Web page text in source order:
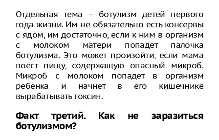
Отдельная тема – ботулизм детей первого
года жизни. Им не обязательно есть консервы
с ядом, им достаточно, если к ним в организм
с молоком матери попадет палочка
ботулизма. Это может произойти, если мама
поест пищу, содержащую опасный микроб.
Микроб с молоком попадет в организм
ребенка и начнет в его кишечнике
вырабатывать токсин.
Факт третий. Как не заразиться
ботулизмом?